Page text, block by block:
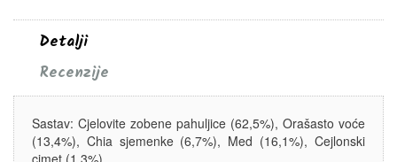
Detalji
Recenzije
Sastav: Cjelovite zobene pahuljice (62,5%), Orašasto voće
(13,4%), Chia sjemenke (6,7%), Med (16,1%), Cejlonski
cimet (1,3%).